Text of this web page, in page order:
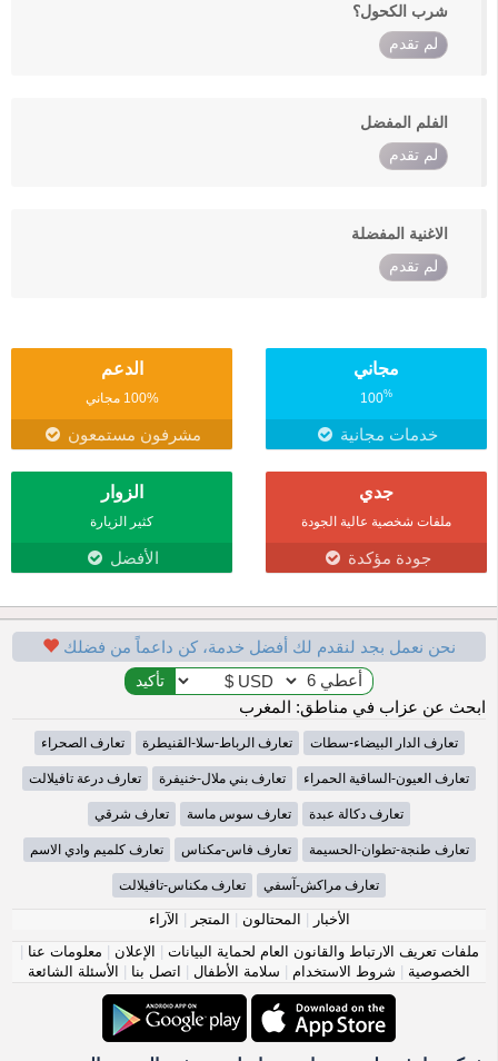
شرب الكحول؟
لم تقدم
الفلم المفضل
لم تقدم
الاغنية المفضلة
لم تقدم
مجاني
100%
خدمات مجانية
الدعم
100% مجاني
مشرفون مستمعون
جدي
ملفات شخصية عالية الجودة
جودة مؤكدة
الزوار
كثير الزيارة
الأفضل
نحن نعمل بجد لنقدم لك أفضل خدمة، كن داعماً من فضلك
ابحث عن عزاب في مناطق: المغرب
تعارف الدار البيضاء-سطات تعارف الرباط-سلا-القنيطرة تعارف الصحراء
تعارف العيون-الساقية الحمراء تعارف بني ملال-خنيفرة تعارف درعة تافيلالت
تعارف دكالة عبدة تعارف سوس ماسة تعارف شرقي
تعارف طنجة-تطوان-الحسيمة تعارف فاس-مكناس تعارف كلميم وادي الاسم
تعارف مراكش-آسفي تعارف مكناس-تافيلالت
الأخبار | المحتالون | المتجر | الآراء
ملفات تعريف الارتباط والقانون العام لحماية البيانات | الإعلان | معلومات عنا |
الخصوصية | شروط الاستخدام | سلامة الأطفال | اتصل بنا | الأسئلة الشائعة